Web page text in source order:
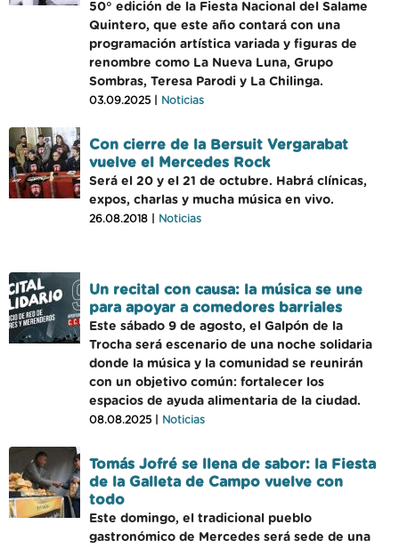
50° edición de la Fiesta Nacional del Salame
Quintero, que este año contará con una
programación artística variada y figuras de
renombre como La Nueva Luna, Grupo
Sombras, Teresa Parodi y La Chilinga.
03.09.2025 | Noticias
Con cierre de la Bersuit Vergarabat
vuelve el Mercedes Rock
Será el 20 y el 21 de octubre. Habrá clínicas,
expos, charlas y mucha música en vivo.
26.08.2018 | Noticias
Un recital con causa: la música se une
para apoyar a comedores barriales
Este sábado 9 de agosto, el Galpón de la
Trocha será escenario de una noche solidaria
donde la música y la comunidad se reunirán
con un objetivo común: fortalecer los
espacios de ayuda alimentaria de la ciudad.
08.08.2025 | Noticias
Tomás Jofré se llena de sabor: la Fiesta
de la Galleta de Campo vuelve con
todo
Este domingo, el tradicional pueblo
gastronómico de Mercedes será sede de una